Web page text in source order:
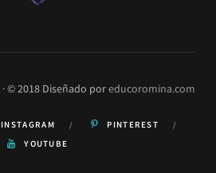
· © 2018 Diseñado poreducoromina.com
INSTAGRAM
PINTEREST
YOUTUBE